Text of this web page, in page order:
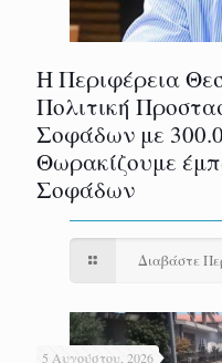
Η Περιφέρεια
Πολιτική
Σοφάδων με
Θωρακίζουμε
Σοφάδων
Διαβάστε
5 Αυγούστου, 2026